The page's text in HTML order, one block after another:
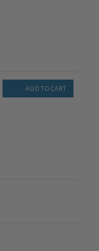
ADD TO CART